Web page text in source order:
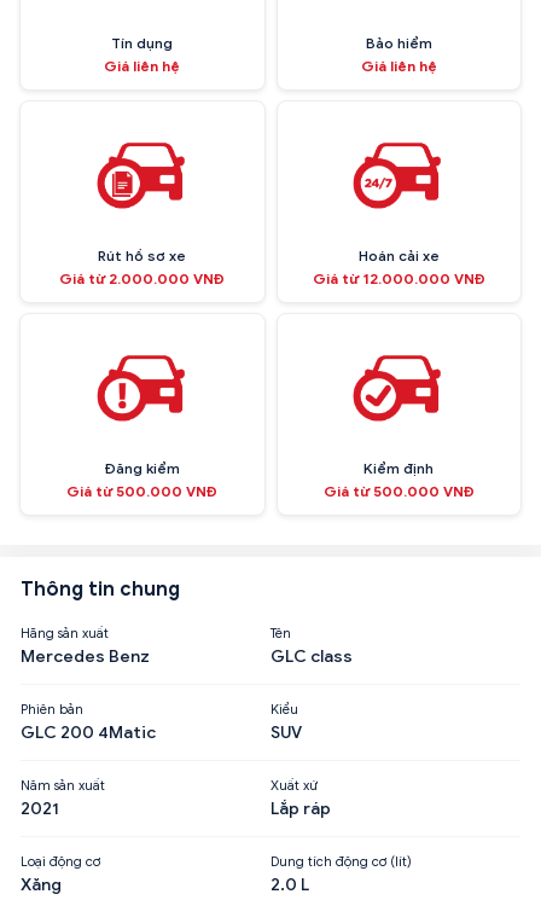
Tín dụng
Giá liên hệ
Bảo hiểm
Giá liên hệ
Rút hồ sơ xe
Giá từ 2.000.000 VNĐ
Hoán cải xe
Giá từ 12.000.000 VNĐ
Đăng kiểm
Giá từ 500.000 VNĐ
Kiểm định
Giá từ 500.000 VNĐ
Thông tin chung
Hãng sản xuất
Mercedes Benz
Tên
GLC class
Phiên bản
GLC 200 4Matic
Kiểu
SUV
Năm sản xuất
2021
Xuất xứ
Lắp ráp
Loại động cơ
Xăng
Dung tích động cơ (lít)
2.0 L